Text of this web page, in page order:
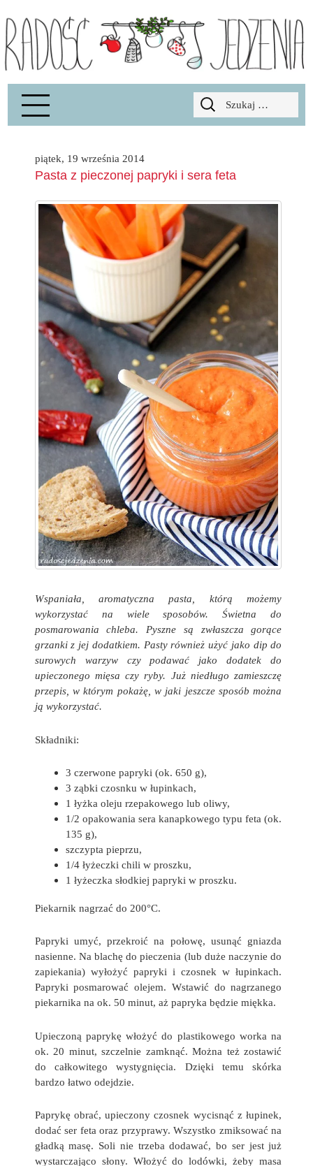
Radość Jedzenia – blog kulinarny
Szukaj:
piątek, 19 września 2014
Pasta z pieczonej papryki i sera feta
Wspaniała, aromatyczna pasta, którą możemy
wykorzystać na wiele sposobów. Świetna do
posmarowania chleba. Pyszne są zwłaszcza gorące
grzanki z jej dodatkiem. Pasty również użyć jako dip do
surowych warzyw czy podawać jako dodatek do
upieczonego mięsa czy ryby. Już niedługo zamieszczę
przepis, w którym pokażę, w jaki jeszcze sposób można
ją wykorzystać.
Składniki:
3 czerwone papryki (ok. 650 g),
3 ząbki czosnku w łupinkach,
1 łyżka oleju rzepakowego lub oliwy,
1/2 opakowania sera kanapkowego typu feta (ok.
135 g),
szczypta pieprzu,
1/4 łyżeczki chili w proszku,
1 łyżeczka słodkiej papryki w proszku.
Piekarnik nagrzać do 200°C.
Papryki umyć, przekroić na połowę, usunąć gniazda
nasienne. Na blachę do pieczenia (lub duże naczynie do
zapiekania) wyłożyć papryki i czosnek w łupinkach.
Papryki posmarować olejem. Wstawić do nagrzanego
piekarnika na ok. 50 minut, aż papryka będzie miękka.
Upieczoną paprykę włożyć do plastikowego worka na
ok. 20 minut, szczelnie zamknąć. Można też zostawić
do całkowitego wystygnięcia. Dzięki temu skórka
bardzo łatwo odejdzie.
Paprykę obrać, upieczony czosnek wycisnąć z łupinek,
dodać ser feta oraz przyprawy. Wszystko zmiksować na
gładką masę. Soli nie trzeba dodawać, bo ser jest już
wystarczająco słony. Włożyć do lodówki, żeby masa